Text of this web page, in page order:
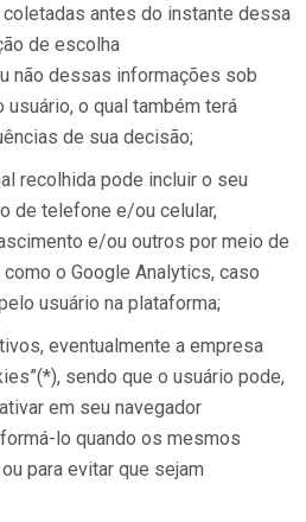
antes do instante dessa
de escolha
não dessas informações sob
o qual também terá
de sua decisão;
recolhida pode incluir o seu
de telefone e/ou celular,
e/ou outros por meio de
o Google Analytics, caso
usuário na plataforma;
eventualmente a empresa
sendo que o usuário pode,
em seu navegador
lo quando os mesmos
para evitar que sejam